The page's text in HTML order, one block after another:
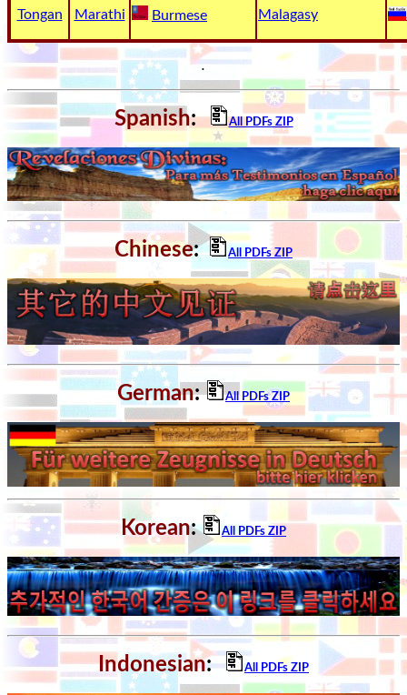
Heaven
Hell
Prayer
Bible/Study
Jesus
Warfare
Revelations
Testimonies
Evangelism
Documentaries
Tongan Marathi Burmese Malagasy
.
Spanish: All PDFs ZIP
Chinese: All PDFs ZIP
German: All PDFs ZIP
Korean: All PDFs ZIP
Indonesian: All PDFs ZIP